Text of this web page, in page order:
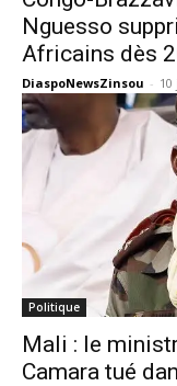
Nguesso
Africains dès
DiaspoNewsZinsou - 10
Politique
Mali : le
Camara tué